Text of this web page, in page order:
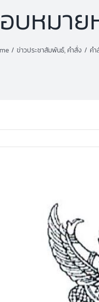
บหมาย
ข่าวประชาสัมพันธ์ คำสั่ง ค